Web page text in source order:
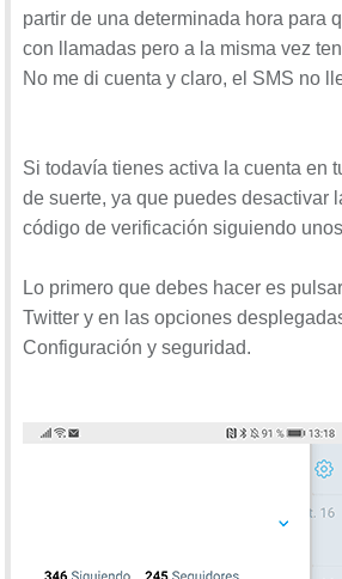
partir de una determinada hora para
con llamadas pero a la misma vez
No me di cuenta y claro, el SMS no
Si todavía tienes activa la cuenta en
de suerte, ya que puedes desactivar
código de verificación siguiendo
Lo primero que debes hacer es
Twitter y en las opciones
Configuración y seguridad.